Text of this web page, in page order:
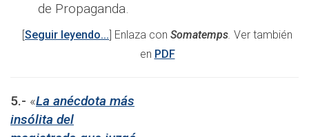
de Propaganda.
[Seguir leyendo...] Enlaza con Somatemps. Ver también
en PDF
5.- «La anécdota más
insólita del